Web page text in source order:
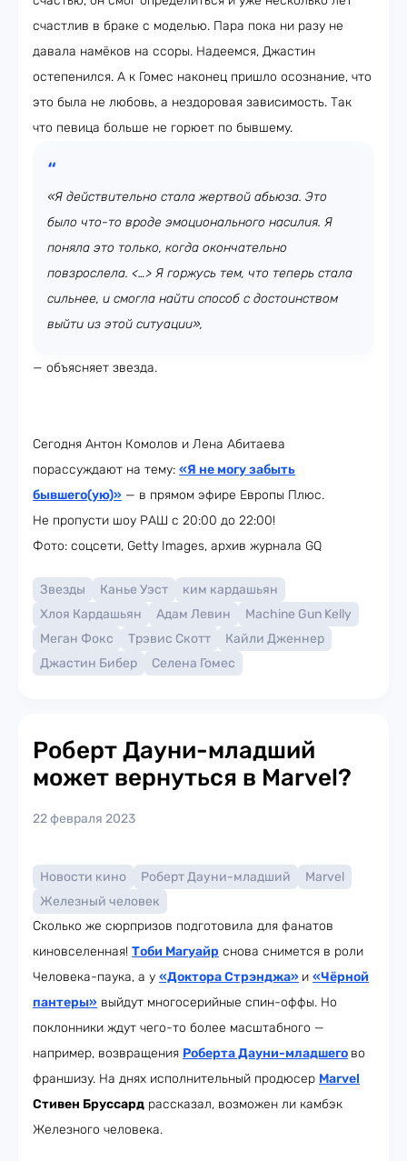
счастлив в браке с моделью. Пара пока ни разу не
давала намёков на ссоры. Надеемся, Джастин
остепенился. А к Гомес наконец пришло осознание, что
это была не любовь, а нездоровая зависимость. Так
что певица больше не горюет по бывшему.
«Я действительно стала жертвой абьюза. Это
было что-то вроде эмоционального насилия. Я
поняла это только, когда окончательно
повзрослела. <…> Я горжусь тем, что теперь стала
сильнее, и смогла найти способ с достоинством
выйти из этой ситуации»,
— объясняет звезда.
Сегодня Антон Комолов и Лена Абитаева
порассуждают на тему: «Я не могу забыть
бывшего(ую)» — в прямом эфире Европы Плюс.
Не пропусти шоу РАШ с 20:00 до 22:00!
Фото: соцсети, Getty Images, архив журнала GQ
Звезды Канье Уэст
ким кардашьян
Хлоя Кардашьян
Адам Левин
Machine Gun Kelly
Меган Фокс
Трэвис Скотт
Кайли Дженнер
Джастин Бибер
Селена Гомес
Роберт Дауни-младший
может вернуться в Marvel?
22 февраля 2023
Новости кино Роберт Дауни-младший
Marvel
Железный человек
Сколько же сюрпризов подготовила для фанатов
киновселенная! Тоби Магуайр снова снимется в роли
Человека-паука, а у «Доктора Стрэнджа» и «Чёрной
пантеры» выйдут многосерийные спин-оффы. Но
поклонники ждут чего-то более масштабного —
например, возвращения Роберта Дауни-младшего во
франшизу. На днях исполнительный продюсер Marvel
Стивен Бруссард рассказал, возможен ли камбэк
Железного человека.